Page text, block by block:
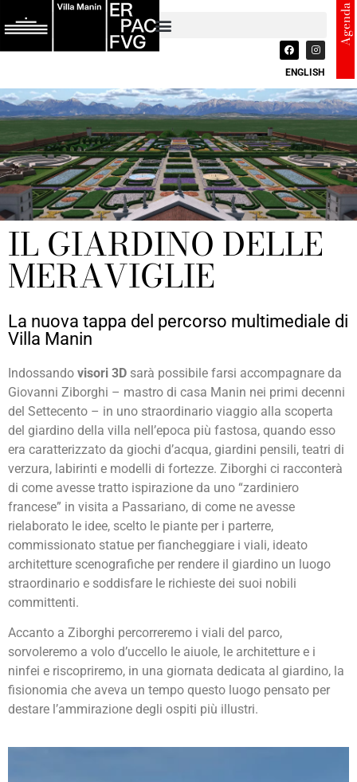
ENGLISH
Agenda
IL GIARDINO DELLE
MERAVIGLIE
La nuova tappa del percorso multimediale di
Villa Manin
Indossando visori 3D sarà possibile farsi accompagnare da
Giovanni Ziborghi – mastro di casa Manin nei primi decenni
del Settecento – in uno straordinario viaggio alla scoperta
del giardino della villa nell’epoca più fastosa, quando esso
era caratterizzato da giochi d’acqua, giardini pensili, teatri di
verzura, labirinti e modelli di fortezze. Ziborghi ci racconterà
di come avesse tratto ispirazione da uno “zardiniero
francese” in visita a Passariano, di come ne avesse
rielaborato le idee, scelto le piante per i parterre,
commissionato statue per fiancheggiare i viali, ideato
architetture scenografiche per rendere il giardino un luogo
straordinario e soddisfare le richieste dei suoi nobili
committenti.
Accanto a Ziborghi percorreremo i viali del parco,
sorvoleremo a volo d’uccello le aiuole, le architetture e i
ninfei e riscopriremo, in una giornata dedicata al giardino, la
fisionomia che aveva un tempo questo luogo pensato per
destare l’ammirazione degli ospiti più illustri.